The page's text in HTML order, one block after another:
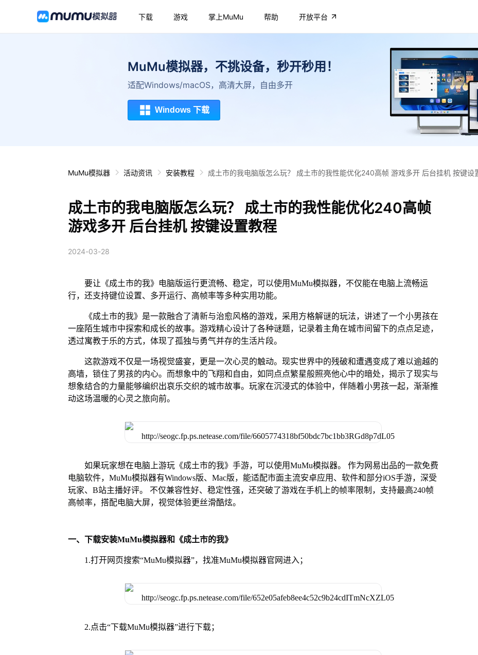
下载 游戏 掌上MuMu 帮助 开放平台
MuMu模拟器，不挑设备，秒开秒用！
适配Windows/macOS，高清大屏，自由多开
Windows 下载
MuMu模拟器 活动资讯 安装教程 成土市的我电脑版怎么玩？ 成土市的我性能优化240高帧 游戏多开 后台挂机 按键设
成土市的我电脑版怎么玩？ 成土市的我性能优化240高帧
游戏多开 后台挂机 按键设置教程
2024-03-28
要让《成土市的我》电脑版运行更流畅、稳定，可以使用MuMu模拟器，不仅能在电脑上流畅运
行，还支持键位设置、多开运行、高帧率等多种实用功能。
《成土市的我》是一款融合了清新与治愈风格的游戏，采用方格解谜的玩法，讲述了一个小男孩在
一座陌生城市中探索和成长的故事。游戏精心设计了各种谜题，记录着主角在城市间留下的点点足迹，
透过寓教于乐的方式，体现了孤独与勇气并存的生活片段。
这款游戏不仅是一场视觉盛宴，更是一次心灵的触动。现实世界中的残破和遭遇变成了难以逾越的
高墙，锁住了男孩的内心。而想象中的飞翔和自由，如同点点繁星般照亮他心中的暗处，揭示了现实与
想象结合的力量能够编织出哀乐交织的城市故事。玩家在沉浸式的体验中，伴随着小男孩一起，渐渐推
动这场温暖的心灵之旅向前。
如果玩家想在电脑上游玩《成土市的我》手游，可以使用MuMu模拟器。 作为网易出品的一款免费
电脑软件，MuMu模拟器有Windows版、Mac版，能适配市面主流安卓应用、软件和部分iOS手游，深受
玩家、B站主播好评。 不仅兼容性好、稳定性强，还突破了游戏在手机上的帧率限制，支持最高240帧
高帧率，搭配电脑大屏，视觉体验更丝滑酷炫。
一、下载安装MuMu模拟器和《成土市的我》
1.打开网页搜索“MuMu模拟器”，找准MuMu模拟器官网进入；
2.点击“下载MuMu模拟器”进行下载；